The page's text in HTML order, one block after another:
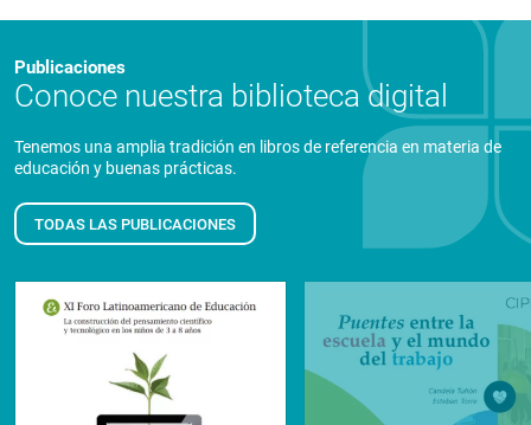
Publicaciones
Conoce nuestra biblioteca digital
Tenemos una amplia tradición en libros de referencia en materia de
educación y buenas prácticas.
TODAS LAS PUBLICACIONES